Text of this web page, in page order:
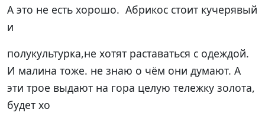
А это не есть хорошо. Абрикос стоит кучерявый
и
полукультурка,не хотят раставаться с одеждой.
И малина тоже. не знаю о чём они думают. А
эти трое выдают на гора целую тележку золота,
будет хо